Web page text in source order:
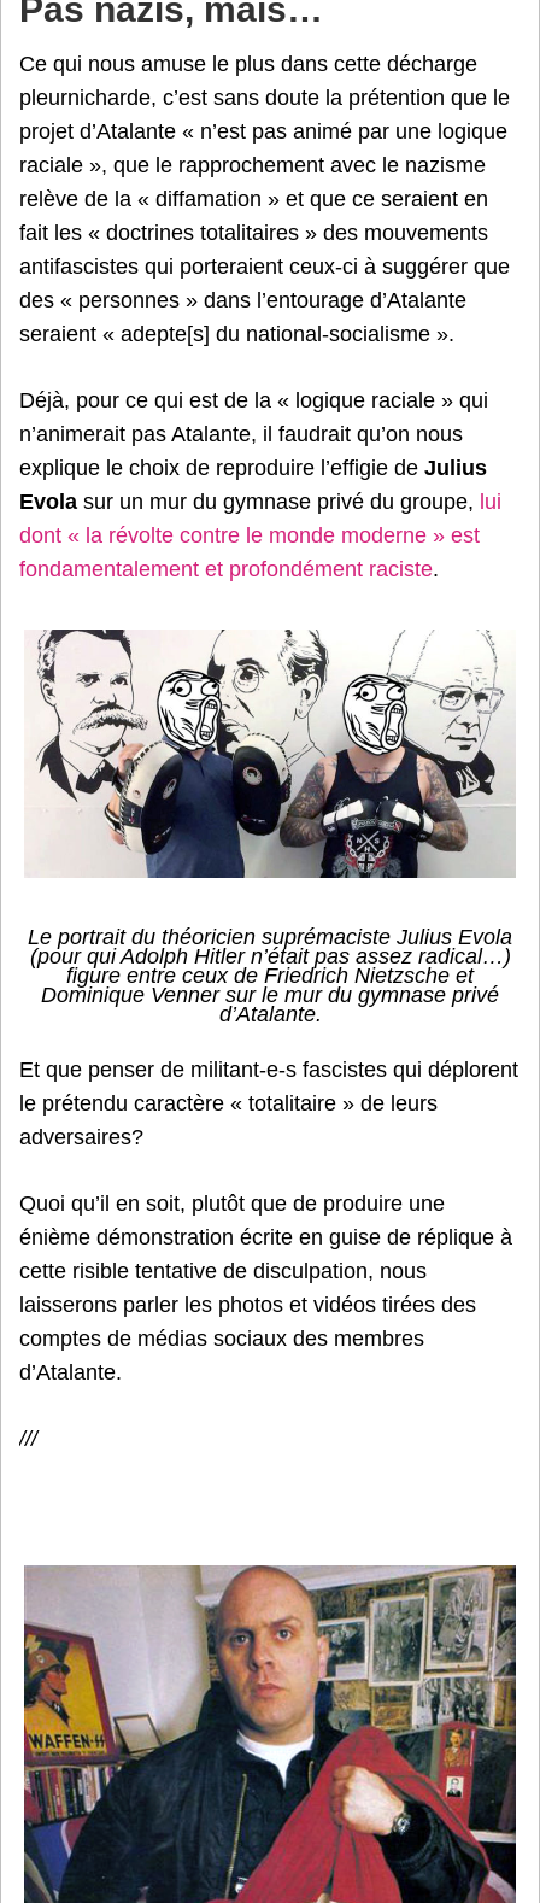
Pas nazis, mais…
Ce qui nous amuse le plus dans cette décharge
pleurnicharde, c’est sans doute la prétention que le
projet d’Atalante « n’est pas animé par une logique
raciale », que le rapprochement avec le nazisme
relève de la « diffamation » et que ce seraient en
fait les « doctrines totalitaires » des mouvements
antifascistes qui porteraient ceux-ci à suggérer que
des « personnes » dans l’entourage d’Atalante
seraient « adepte[s] du national-socialisme ».
Déjà, pour ce qui est de la « logique raciale » qui
n’animerait pas Atalante, il faudrait qu’on nous
explique le choix de reproduire l’effigie de Julius
Evola sur un mur du gymnase privé du groupe, lui
dont « la révolte contre le monde moderne » est
fondamentalement et profondément raciste.
Le portrait du théoricien suprémaciste Julius Evola
(pour qui Adolph Hitler n’était pas assez radical…)
figure entre ceux de Friedrich Nietzsche et
Dominique Venner sur le mur du gymnase privé
d’Atalante.
Et que penser de militant-e-s fascistes qui déplorent
le prétendu caractère « totalitaire » de leurs
adversaires?
Quoi qu’il en soit, plutôt que de produire une
énième démonstration écrite en guise de réplique à
cette risible tentative de disculpation, nous
laisserons parler les photos et vidéos tirées des
comptes de médias sociaux des membres
d’Atalante.
///